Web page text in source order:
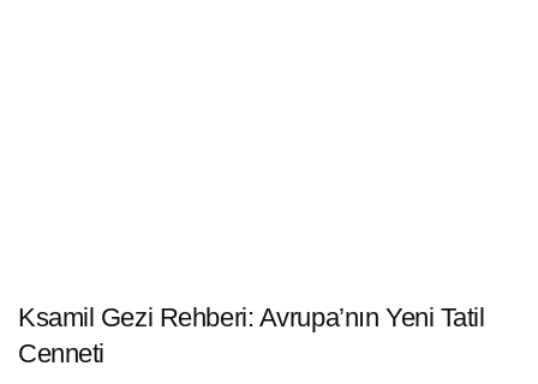
Ksamil Gezi Rehberi: Avrupa’nın Yeni Tatil
Cenneti